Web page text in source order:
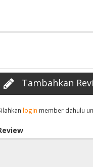
Tambahkan
login member dahulu